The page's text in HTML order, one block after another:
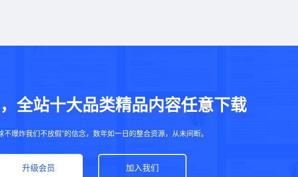
全站十大品类精品内容任意下载
不爆炸我们不放假”的信念，数年如一日的整合资源，从未间断。
升级会员 加入我们